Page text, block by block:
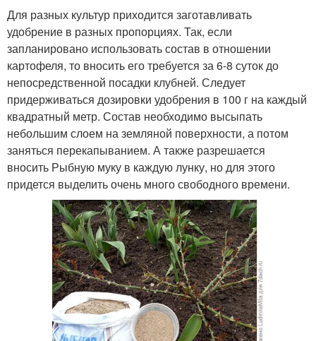
Для разных культур приходится заготавливать
удобрение в разных пропорциях. Так, если
запланировано использовать состав в отношении
картофеля, то вносить его требуется за 6-8 суток до
непосредственной посадки клубней. Следует
придерживаться дозировки удобрения в 100 г на каждый
квадратный метр. Состав необходимо высыпать
небольшим слоем на земляной поверхности, а потом
заняться перекапыванием. А также разрешается
вносить Рыбную муку в каждую лунку, но для этого
придется выделить очень много свободного времени.